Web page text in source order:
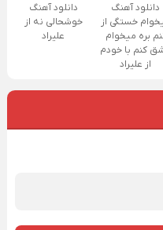
دانلود آهنگ
خستگی از
بره میخوام
کنم با خودم
از علیراد
دانلود آهنگ
خوشحالی نه از
علیراد